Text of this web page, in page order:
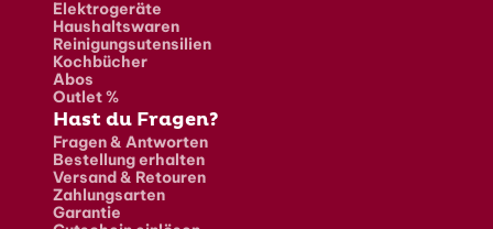
Elektrogeräte
Haushaltswaren
Reinigungsutensilien
Kochbücher
Abos
Outlet %
Hast du Fragen?
Fragen & Antworten
Bestellung erhalten
Versand & Retouren
Zahlungsarten
Garantie